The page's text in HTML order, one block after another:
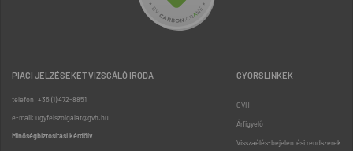
PIACI JELZÉSEKET VIZSGÁLÓ IRODA
telefon: +36 (1) 472-8851
e-mail: ugyfelszolgalat@gvh.hu
Minőségbiztosítási kérdőív
GYORSLINKEK
GVH
Árfigyelő
Visszaélés-bejelentési rendszerek